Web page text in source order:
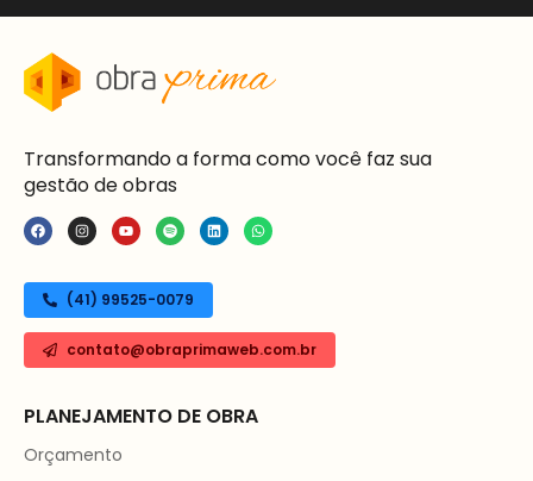
Transformando a forma como você faz sua
gestão de obras
(41) 99525-0079
contato@obraprimaweb.com.br
PLANEJAMENTO DE OBRA
Orçamento